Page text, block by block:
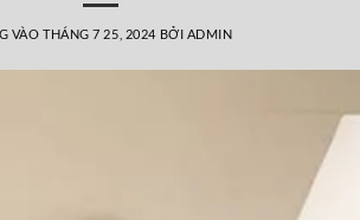
VÀO THÁNG 7 25, 2024 BỞI ADMIN